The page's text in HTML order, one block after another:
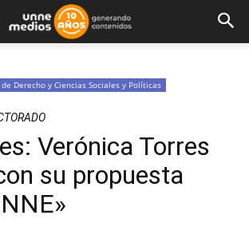
Derecho y Ciencias Sociales y Políticas
Verónica Torres
su propuesta